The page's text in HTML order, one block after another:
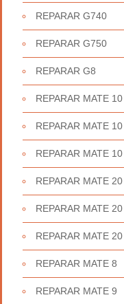
REPARAR G740
REPARAR G750
REPARAR G8
REPARAR MATE 10
REPARAR MATE
REPARAR MATE
REPARAR MATE 20
REPARAR MATE
REPARAR MATE
REPARAR MATE 8
REPARAR MATE 9